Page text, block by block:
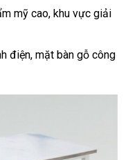
mỹ cao, khu vực giải
điện, mặt bàn gỗ công